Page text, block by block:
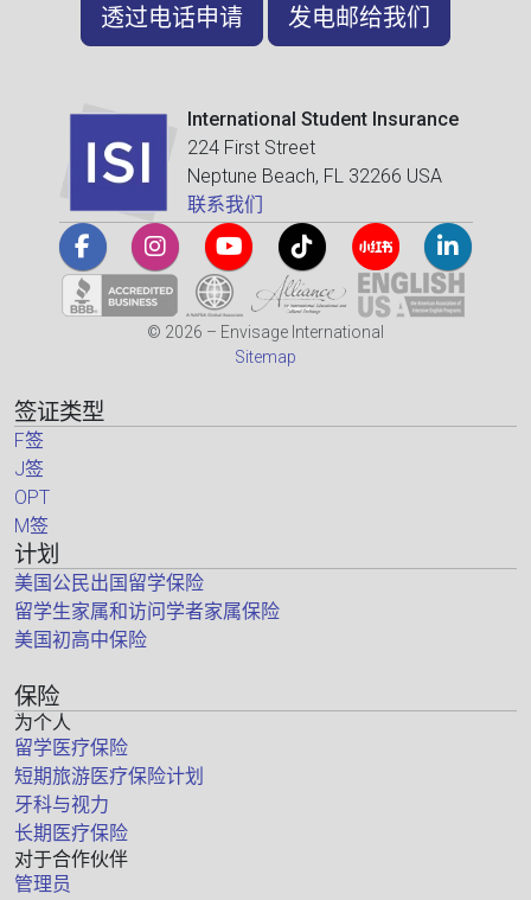
透过电话申请 发电邮给我们
International Student Insurance
224 First Street
Neptune Beach, FL 32266 USA
联系我们
© 2026 – Envisage International
Sitemap
签证类型
F签
J签
OPT
M签
计划
美国公民出国留学保险
留学生家属和访问学者家属保险
美国初高中保险
保险
为个人
留学医疗保险
短期旅游医疗保险计划
牙科与视力
长期医疗保险
对于合作伙伴
管理员